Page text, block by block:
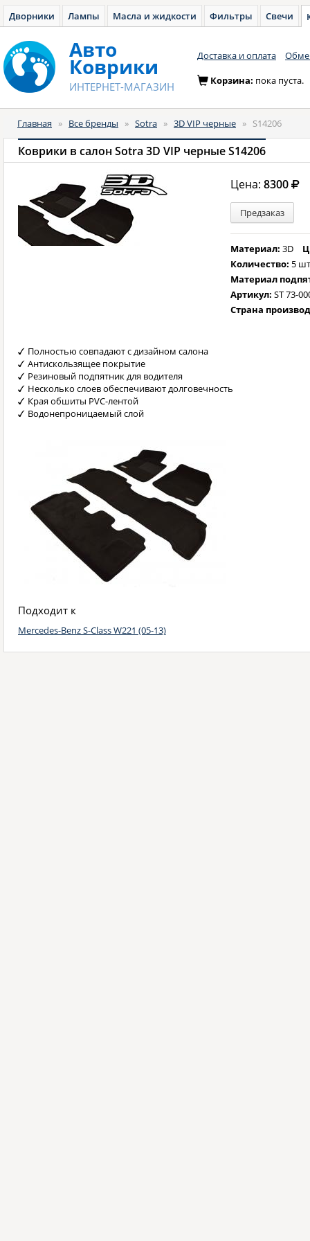
Дворники Лампы Масла и жидкости Фильтры Свечи
Авто
Коврики
ИНТЕРНЕТ-МАГАЗИН
Доставка и оплата
Корзина: пока пуста.
Главная » Все бренды » Sotra » 3D VIP черные » S14206
Коврики в салон Sotra 3D VIP черные S14206
Цена:8300
Предзаказ
Материал:3D
Количество: 5
Материал
Артикул:ST 73-
Страна
Полностью совпадают с дизайном салона
Антискользящее покрытие
Резиновый подпятник для водителя
Несколько слоев обеспечивают долговечность
Края обшиты PVC-лентой
Водонепроницаемый слой
Подходит к
Mercedes-Benz S-Class W221 (05-13)